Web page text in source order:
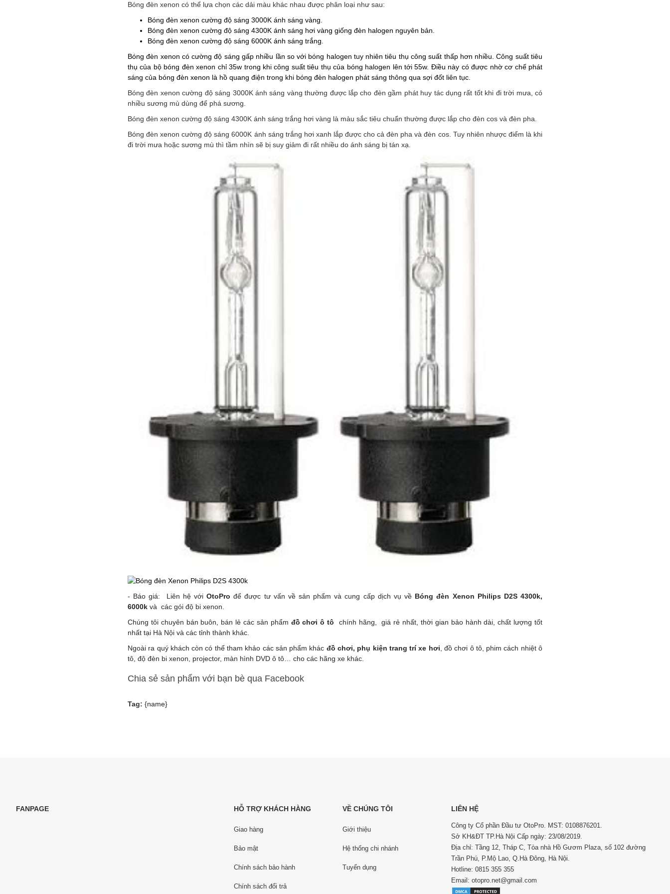
Bóng đèn xenon có thể lựa chọn các dải màu khác nhau được phân loại như sau:
Bóng đèn xenon cường độ sáng 3000K ánh sáng vàng.
Bóng đèn xenon cường độ sáng 4300K ánh sáng hơi vàng giống đèn halogen nguyên bản.
Bóng đèn xenon cường độ sáng 6000K ánh sáng trắng.
Bóng đèn xenon có cường độ sáng gấp nhiều lần so với bóng halogen tuy nhiên tiêu thụ công suất thấp hơn nhiều. Công suất tiêu
thụ của bộ bóng đèn xenon chỉ 35w trong khi công suất tiêu thụ của bóng halogen lên tới 55w. Điều này có được nhờ cơ chế phát
sáng của bóng đèn xenon là hồ quang điện trong khi bóng đèn halogen phát sáng thông qua sợi đốt liên tục.
Bóng đèn xenon cường độ sáng 3000K ánh sáng vàng thường được lắp cho đèn gầm phát huy tác dụng rất tốt khi đi trời mưa, có
nhiều sương mù dùng để phá sương.
Bóng đèn xenon cường độ sáng 4300K ánh sáng trắng hơi vàng là màu sắc tiêu chuẩn thường được lắp cho đèn cos và đèn pha.
Bóng đèn xenon cường độ sáng 6000K ánh sáng trắng hơi xanh lắp được cho cả đèn pha và đèn cos. Tuy nhiên nhược điểm là khi
đi trời mưa hoặc sương mù thì tầm nhìn sẽ bị suy giảm đi rất nhiều do ánh sáng bị tán xạ.
- Báo giá: Liên hệ vớiOtoPro để được tư vấn về sản phẩm và cung cấp dịch vụ về Bóng đèn Xenon Philips D2S 4300k,
6000k và các gói độ bi xenon.
Chúng tôi chuyên bán buôn, bán lẻ các sản phẩm đồ chơi ô tô chính hãng, giá rẻ nhất, thời gian bảo hành dài, chất lượng tốt
nhất tại Hà Nội và các tỉnh thành khác.
Ngoài ra quý khách còn có thể tham khảo các sản phẩm khác đồ chơi, phụ kiện trang trí xe hơi , đồ chơi ô tô, phim cách nhiệt ô
tô, độ đèn bi xenon, projector, màn hình DVD ô tô… cho các hãng xe khác.
Chia sẻ sản phẩm với bạn bè qua Facebook
Tag: {name}
FANPAGE HỖ TRỢ KHÁCH HÀNG
Giao hàng
Bảo mật
Chính sách bảo hành
Chính sách đổi trả
VỀ CHÚNG TÔI
Giới thiệu
Hệ thống chi nhánh
Tuyển dụng
LIÊN HỆ
Công ty Cổ phần Đầu tư OtoPro. MST: 0108876201.
Sở KH&ĐT TP.Hà Nội Cấp ngày: 23/08/2019.
Địa chỉ: Tầng 12, Tháp C, Tòa nhà Hồ Gươm Plaza, số 102 đường
Trần Phú, P.Mộ Lao, Q.Hà Đông, Hà Nội.
Hotline: 0815 355 355
Email: otopro.net@gmail.com